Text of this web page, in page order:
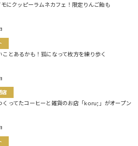
モにクッピーラムネカフェ！限定りんご飴も
ことあるかも！狐になって枚方を練り歩く
店
くってたコーヒーと雑貨のお店「koru;」がオープン